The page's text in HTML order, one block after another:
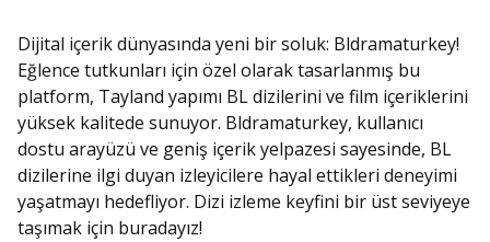
Dijital içerik dünyasında yeni bir soluk: Bldramaturkey!
Eğlence tutkunları için özel olarak tasarlanmış bu
platform, Tayland yapımı BL dizilerini ve film içeriklerini
yüksek kalitede sunuyor. Bldramaturkey, kullanıcı
dostu arayüzü ve geniş içerik yelpazesi sayesinde, BL
dizilerine ilgi duyan izleyicilere hayal ettikleri deneyimi
yaşatmayı hedefliyor. Dizi izleme keyfini bir üst seviyeye
taşımak için buradayız!